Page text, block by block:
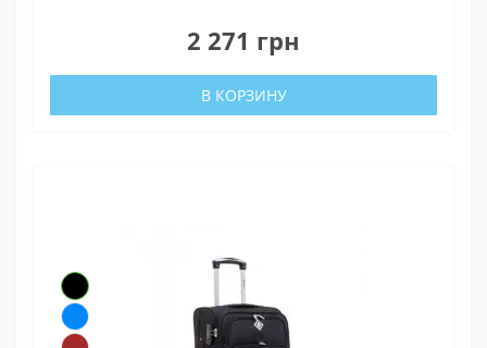
2 271 грн
В КОРЗИНУ